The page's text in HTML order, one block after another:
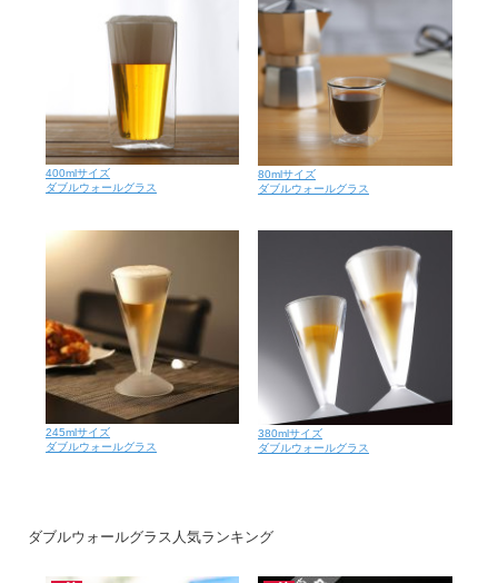
400mlサイズ
ダブルウォールグラス
80mlサイズ
ダブルウォールグラス
245mlサイズ
ダブルウォールグラス
380mlサイズ
ダブルウォールグラス
ダブルウォールグラス人気ランキング